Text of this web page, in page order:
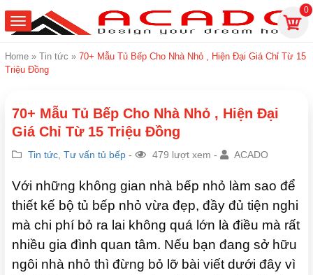
0
Home » Tin tức » 70+ Mẫu Tủ Bếp Cho Nhà Nhỏ , Hiện Đại Giá Chỉ Từ 15
Triệu Đồng
70+ Mẫu Tủ Bếp Cho Nhà Nhỏ , Hiện Đại
Giá Chỉ Từ 15 Triệu Đồng
Tin tức Tư vấn tủ bếp - 479 lượt xem - ACADO
Với những không gian nhà bếp nhỏ làm sao để
thiết kế bộ tủ bếp nhỏ vừa đẹp, đầy đủ tiện nghi
mà chi phí bỏ ra lai không quá lớn là điều mà rất
nhiều gia đình quan tâm. Nếu bạn đang sở hữu
ngôi nhà nhỏ thì đừng bỏ lỡ bài viết dưới đây vì